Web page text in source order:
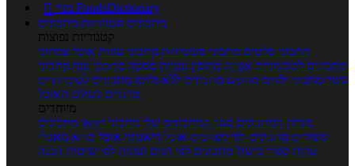

מנוי FoodsDictionary
מתכונים קטגוריות מתכונים
קטגוריות נפוצות
מתכוני סלטים מתכוני פשטידות מתכוני עוגות אוכל צמחוני
מתכונים לטבעוניים אפייה מוקפץ עוגיות פסטה מתכוני עוף מתכוני
בשר מתכוני ילדים מרקים מתכונים ללא גלוטן מתכונים לסוכרתיים
טרנדים בעולם האוכל
מיוחדים
מנתח המתכונים ספר המתכונים שלי מתכוני וידאו מתכונים
עשירים מתכונים לפי מצרכים אוכל דיאטטי אוכל בריא מאכלי
עדות ספרי בישול מתכונים לפי חגים ועונות לפי שיטות הכנה